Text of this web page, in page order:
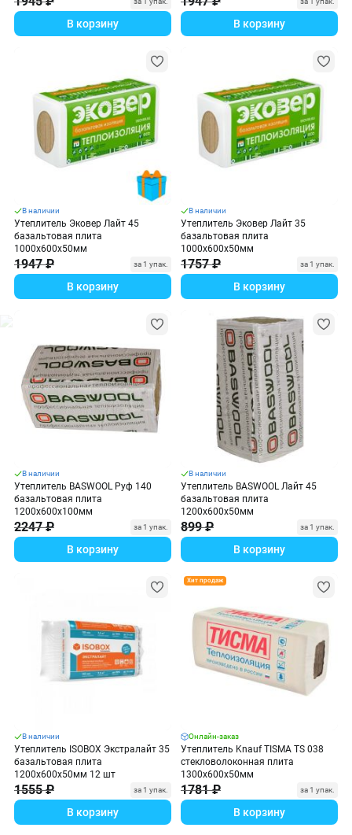
В корзину В корзину
В наличии
Утеплитель Эковер Лайт 45
базальтовая плита
1000х600х50мм
1947 ₽ за 1 упак.
В корзину
В наличии
Утеплитель Эковер Лайт 35
базальтовая плита
1000х600х50мм
1757 ₽ за 1 упак.
В корзину
В наличии
Утеплитель BASWOOL Руф 140
базальтовая плита
1200х600х100мм
2247 ₽ за 1 упак.
В корзину
В наличии
Утеплитель BASWOOL Лайт 45
базальтовая плита
1200х600х50мм
899 ₽ за 1 упак.
В корзину
В наличии
Утеплитель ISOBOX Экстралайт 35
базальтовая плита
1200х600х50мм 12 шт
1555 ₽ за 1 упак.
В корзину
Хит продаж
Онлайн-заказ
Утеплитель Knauf TISMA TS 038
стекловолоконная плита
1300х600х50мм
1781 ₽ за 1 упак.
В корзину